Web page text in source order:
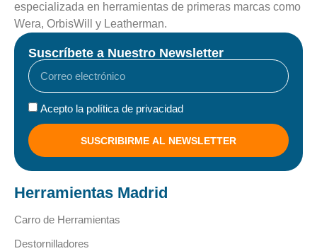
especializada en herramientas de primeras marcas como
Wera, OrbisWill y Leatherman.
Suscríbete a Nuestro Newsletter
Acepto la política de privacidad
SUSCRIBIRME AL NEWSLETTER
Herramientas Madrid
Carro de Herramientas
Destornilladores